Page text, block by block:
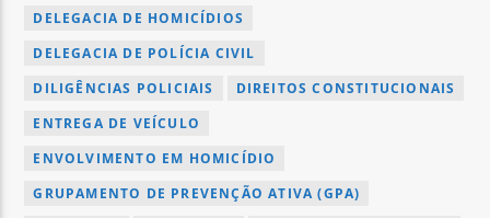
DELEGACIA DE HOMICÍDIOS
DELEGACIA DE POLÍCIA CIVIL
DILIGÊNCIAS POLICIAIS
DIREITOS CONSTITUCIONAIS
ENTREGA DE VEÍCULO
ENVOLVIMENTO EM HOMICÍDIO
GRUPAMENTO DE PREVENÇÃO ATIVA (GPA)